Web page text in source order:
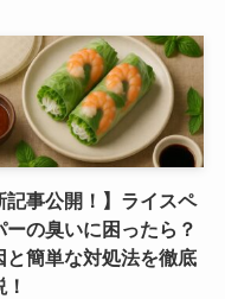
記事公開！】ライスペ
ーの臭いに困ったら？
と簡単な対処法を徹底